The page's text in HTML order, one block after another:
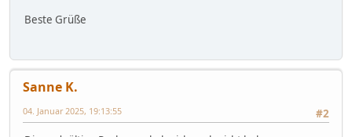
Beste Grüße
Sanne K.
#2
04. Januar 2025, 19:13:55